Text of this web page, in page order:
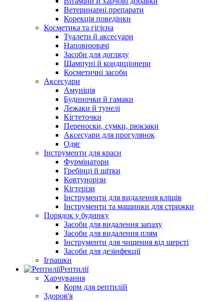
Ветеринарні препарати
Корекція поведінки
Косметика та гігієна
Туалети й аксесуари
Наповнювачі
Засоби для догляду
Шампуні й кондиціонери
Косметичні засоби
Аксесуари
Амуніція
Будиночки й гамаки
Лежаки й тунелі
Кігтеточки
Переноски, сумки, рюкзаки
Аксесуари для прогулянок
Одяг
Інструменти для краси
Фурмінатори
Гребінці й щітки
Ковтунорізи
Кігтерізи
Інструменти для видалення кліщів
Інструменти та машинки для стрижки
Порядок у будинку
Засоби для видалення запаху
Засоби для видалення плям
Інструменти для чищення від шерсті
Засоби для дезінфекції
Іграшки
Рептилії
Харчування
Корм для рептилій
Здоров'я